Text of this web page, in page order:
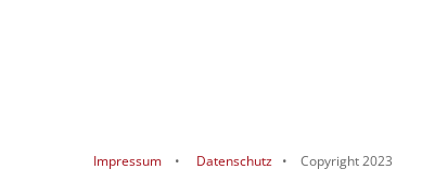
Impressum • Datenschutz • Copyright 2023